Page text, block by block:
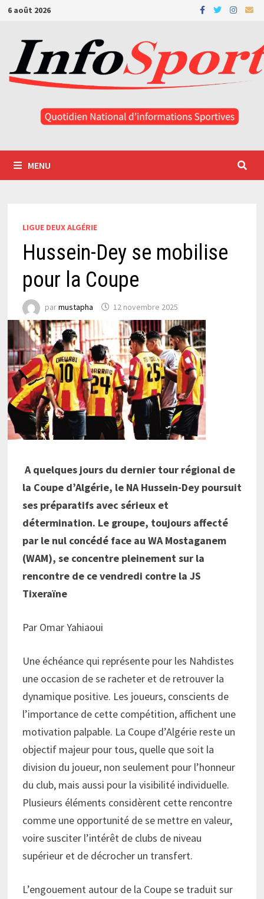
Passer
contenu
6 août 2026
MENU
LIGUE DEUX ALGÉRIE
Hussein-Dey se mobilise
pour la Coupe
parmustapha 12 novembre 2025
A quelques jours du dernier tour régional de
la Coupe d’Algérie, le NA Hussein-Dey poursuit
ses préparatifs avec sérieux et
détermination. Le groupe, toujours affecté
par le nul concédé face au WA Mostaganem
(WAM), se concentre pleinement sur la
rencontre de ce vendredi contre la JS
Tixeraïne
Par Omar Yahiaoui
Une échéance qui représente pour les Nahdistes
une occasion de se racheter et de retrouver la
dynamique positive. Les joueurs, conscients de
l’importance de cette compétition, affichent une
motivation palpable. La Coupe d’Algérie reste un
objectif majeur pour tous, quelle que soit la
division du joueur, non seulement pour l’honneur
du club, mais aussi pour la visibilité individuelle.
Plusieurs éléments considèrent cette rencontre
comme une opportunité de se mettre en valeur,
voire susciter l’intérêt de clubs de niveau
supérieur et de décrocher un transfert.
L’engouement autour de la Coupe se traduit sur